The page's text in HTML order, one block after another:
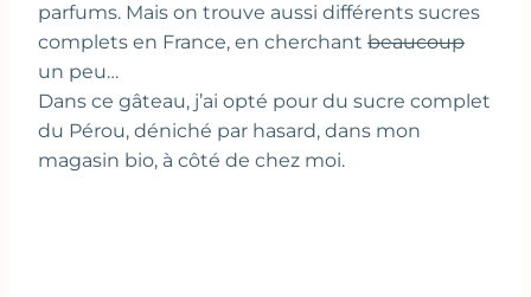
parfums. Mais on trouve aussi différents sucres
complets en France, en cherchant beaucoup
un peu…
Dans ce gâteau, j’ai opté pour du sucre complet
du Pérou, déniché par hasard, dans mon
magasin bio, à côté de chez moi.